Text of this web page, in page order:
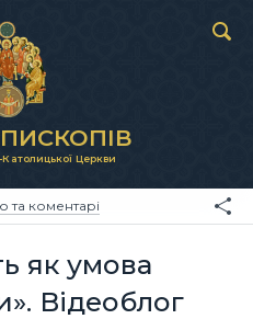
Католицької Церкви
та коментарі
як умова
Відеоблог